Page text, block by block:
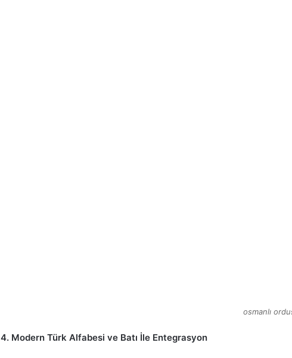
osmanlı
4. Modern Türk Alfabesi ve Batı İle Entegrasyon